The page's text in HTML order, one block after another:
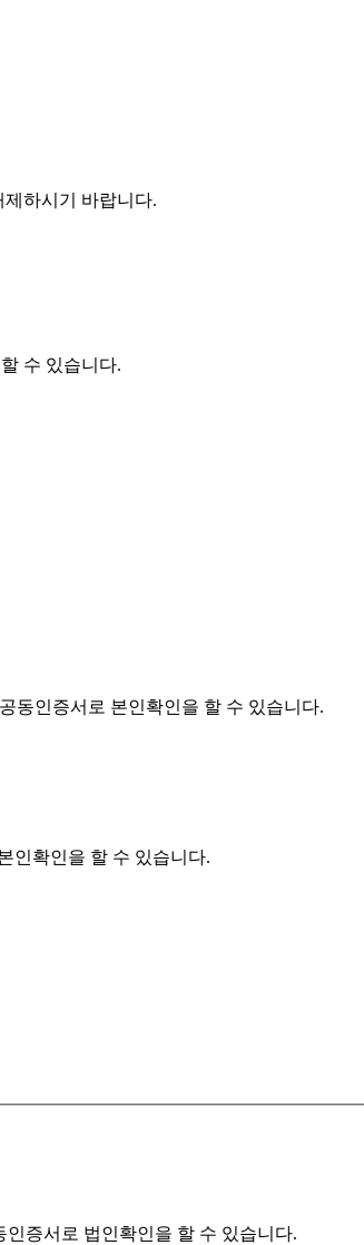
하시기 바랍니다.
할 수 있습니다.
동인증서로 본인확인을 할 수 있습니다.
인확인을 할 수 있습니다.
인증서로 법인확인을 할 수 있습니다.